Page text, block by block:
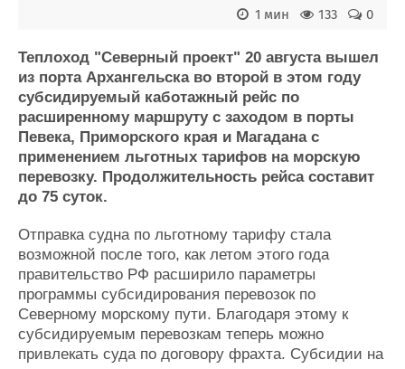
Пульс
Новости
Компании
Репутация
Работа
Крюинг
Журнал
Реклама
Доска объявлений
Продажа флота
Оборудование
Изделия
Материалы
Услуги
Конференции
Выставки и семинары
Личности
Словарь
Флот
Галерея флота
Форум
Отзывы
Все службы
0
133
1 мин
Теплоход "Северный проект" 20 августа вышел
из порта Архангельска во второй в этом году
субсидируемый каботажный рейс по
расширенному маршруту с заходом в порты
Певека, Приморского края и Магадана с
применением льготных тарифов на морскую
перевозку. Продолжительность рейса составит
до 75 суток.
Отправка судна по льготному тарифу стала
возможной после того, как летом этого года
правительство РФ расширило параметры
программы субсидирования перевозок по
Северному морскому пути. Благодаря этому к
субсидируемым перевозкам теперь можно
привлекать суда по договору фрахта. Субсидии на